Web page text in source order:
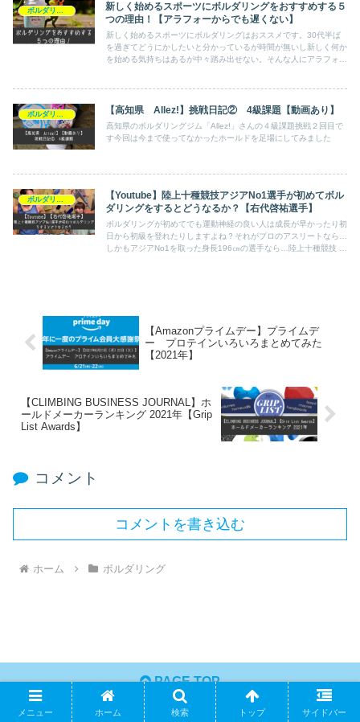
ボルダリング
新しく始めるスポーツにボルダリングをおすすめする５
つの理由！【アラフォーからでも遅くない】
新しく始めるスポーツにボルダリングはおススメです。30代半ば
を過ぎてどうにかしたいと分かっているが時間が無いし新しく何か
を始める気持ちはあるが中々踏み出せない。そんな人にアラフォー
ボルダリング 【高知県 Allez!】挑戦日記② 4級課題【動画あり】
高知県のボルダリングジム「Allez!」さんの４級課題挑戦２回目で
す今回は今まで使ってなかったホールドを足場にしてみました
【Youtube】陸上十種競技アジアNo1選手が初めてボル
ダリングをするとどうなるか？【右代啓祐選手】
ボルダリングが初めてでも運動神経の良い人は成長が早かったり初
日から初級を登れたりしますよね？それがプロのアスリートなら…
しかもアジアNo1を取った身長196㎝の選手なら…陸上十種競技 日
【Amazonプライムデー】プライムデ
ー プロテインいろいろまとめてみた
【2021年】
【CLIMBING BUSINESS JOURNAL】ホ
ールドメーカーランキング 2021年【Grip
List Awards】
コメント
コメントを書き込む
ホーム ボルダリング
PAGE TOP
メニュー ホーム 検索 トップ サイドバー